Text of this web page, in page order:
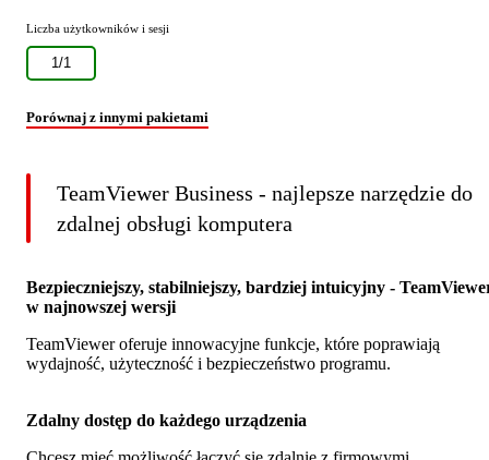
Liczba użytkowników i sesji
1/1
Porównaj z innymi pakietami
TeamViewer Business - najlepsze narzędzie do
zdalnej obsługi komputera
Bezpieczniejszy, stabilniejszy, bardziej intuicyjny -
w najnowszej wersji
TeamViewer oferuje innowacyjne funkcje, które poprawiają
wydajność, użyteczność i bezpieczeństwo programu.
Zdalny dostęp do każdego urządzenia